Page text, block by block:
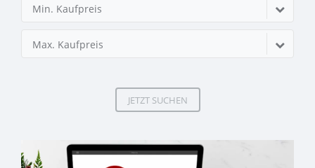
Min. Kaufpreis
Max. Kaufpreis
JETZT SUCHEN